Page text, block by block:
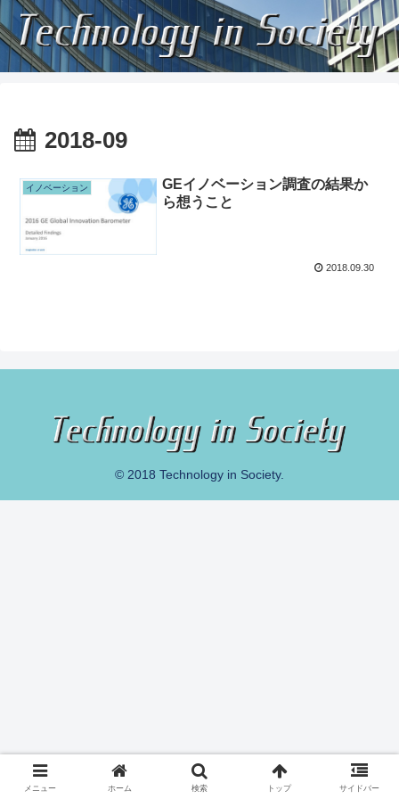
2018-09
イノベーション
GEイノベーション調査の結果か
ら想うこと
2018.09.30
© 2018 Technology in Society.
メニュー ホーム 検索 トップ サイドバー